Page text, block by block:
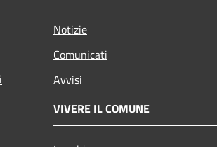
Notizie
Comunicati
Avvisi
VIVERE IL COMUNE